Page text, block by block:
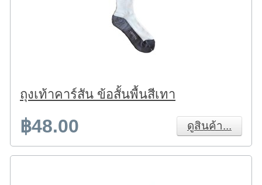
ถุงเท้าคาร์สัน ข้อสั้นพื้นสีเทา
฿48.00 ดูสินค้า...